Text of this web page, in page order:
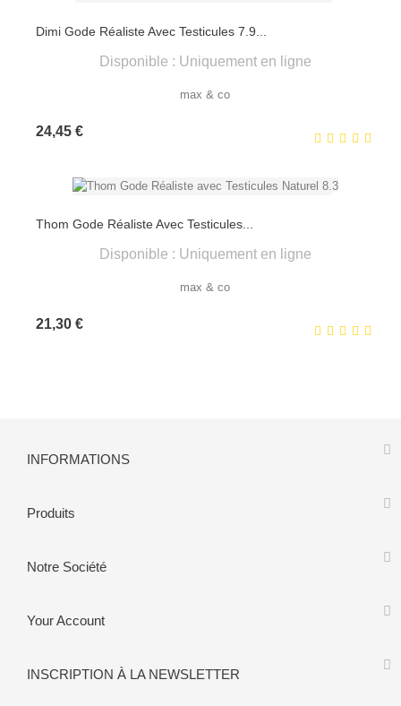
Dimi Gode Réaliste Avec Testicules 7.9...
Disponible : Uniquement en ligne
max & co
24,45 €Prix
Thom Gode Réaliste Avec Testicules...
Disponible : Uniquement en ligne
max & co
21,30 €Prix
INFORMATIONS
Produits
Notre Société
Your Account
INSCRIPTION À LA NEWSLETTER